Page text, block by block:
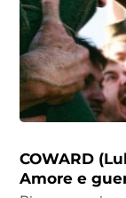
COWARD
Amore e